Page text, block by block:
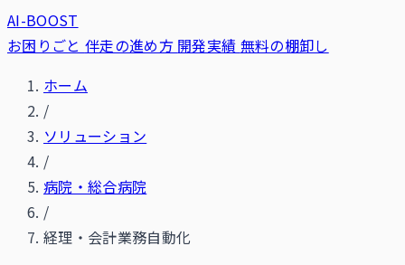
AI-BOOST
お困りごと 伴走の進め方 開発実績 無料の棚卸し
ホーム
/
ソリューション
/
病院・総合病院
/
経理・会計業務自動化